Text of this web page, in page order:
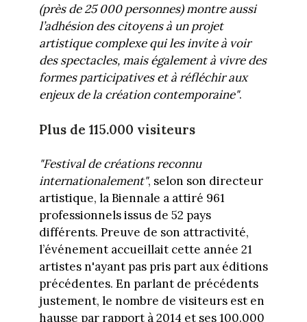
(près de 25 000 personnes) montre aussi
l’adhésion des citoyens à un projet
artistique complexe qui les invite à voir
des spectacles, mais également à vivre des
formes participatives et àréfléchir aux
enjeux de la création contemporaine".
Plus de 115.000 visiteurs
"Festival decréations reconnu
internationalement", selon son directeur
artistique, la Biennale a attiré 961
professionnels issus de 52 pays
différents. Preuve de son attractivité,
l’événement accueillait cette année 21
artistes n'ayant pas pris part aux éditions
précédentes. En parlant de précédents
justement, le nombre de visiteurs est en
hausse par rapport à 2014 et ses 100.000